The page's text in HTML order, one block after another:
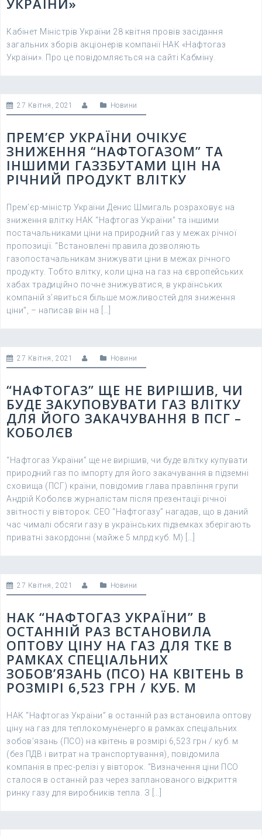
УКРАЇНИ»
Кабінет Міністрів України 28 квітня провів засідання
загальних зборів акціонерів компанії НАК «Нафтогаз
України». Про це повідомляється на сайті Кабміну.
27 Квітня, 2021 Новини
ПРЕМ’ЄР УКРАЇНИ ОЧІКУЄ
ЗНИЖЕННЯ “НАФТОГАЗОМ” ТА
ІНШИМИ ГАЗЗБУТАМИ ЦІН НА
РІЧНИЙ ПРОДУКТ ВЛІТКУ
Прем’єр-міністр України Денис Шмигаль розраховує на
зниження влітку НАК “Нафтогаз України” та іншими
постачальниками ціни на природний газ у межах річної
пропозиції. “Встановлені правила дозволяють
газопостачальникам знижувати ціни в межах річного
продукту. Тобто влітку, коли ціна на газ на європейських
хабах традиційно почне знижуватися, в українських
компаній з’явиться більше можливостей для зниження
ціни”, – написав він на […]
27 Квітня, 2021 Новини
“НАФТОГАЗ” ЩЕ НЕ ВИРІШИВ, ЧИ
БУДЕ ЗАКУПОВУВАТИ ГАЗ ВЛІТКУ
ДЛЯ ЙОГО ЗАКАЧУВАННЯ В ПСГ –
КОБОЛЄВ
“Нафтогаз України” ще не вирішив, чи буде влітку купувати
природний газ по імпорту для його закачування в підземні
сховища (ПСГ) країни, повідомив глава правління групи
Андрій Коболєв журналістам після презентації річної
звітності у вівторок. CEO “Нафтогазу” нагадав, що в даний
час чималі обсяги газу в українських підземках зберігають
приватні закордонні (майже 5 млрд куб. М) […]
27 Квітня, 2021 Новини
НАК “НАФТОГАЗ УКРАЇНИ” В
ОСТАННІЙ РАЗ ВСТАНОВИЛА
ОПТОВУ ЦІНУ НА ГАЗ ДЛЯ ТКЕ В
РАМКАХ СПЕЦІАЛЬНИХ
ЗОБОВ’ЯЗАНЬ (ПСО) НА КВІТЕНЬ В
РОЗМІРІ 6,523 ГРН / КУБ. М
НАК “Нафтогаз України” в останній раз встановила оптову
ціну на газ для теплокомуненерго в рамках спеціальних
зобов’язань (ПСО) на квітень в розмірі 6,523 грн / куб. м
(без ПДВ і витрат на транспортування), повідомила
компанія в прес-релізі у вівторок. “Визначення ціни ПСО
сталося в останній раз через запланованого відкриття
ринку газу для виробників тепла. З […]